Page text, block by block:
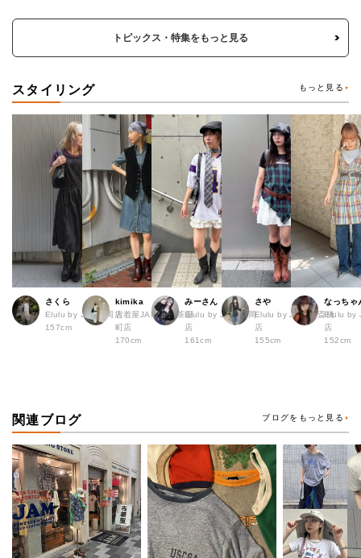
トピックス・特集をもっと見る
スタイリング もっと見る
さくら
Elulu by JAM福岡店
157cm
kimika
古着屋JAM 梅田茶屋
町店
170cm
みーさん
Elulu by JAM 福岡
店
161cm
さや
Elulu by JAM 心斎橋
店
155cm
なっちゃ
Elulu by
店
152cm
関連ブログ ブログをもっと見る